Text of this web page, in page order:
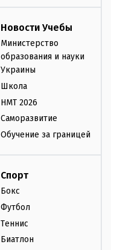
Новости Учебы
Министерство
образования и науки
Украины
Школа
НМТ 2026
Саморазвитие
Обучение за границей
Спорт
Бокс
Футбол
Теннис
Биатлон